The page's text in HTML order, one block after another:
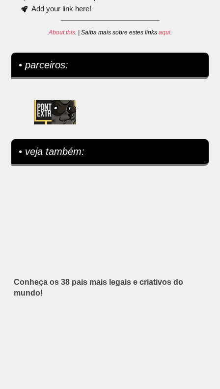
Add your link here!
About this. | Saiba mais sobre estes links aqui.
• parceiros:
• veja também:
Conheça os 38 pais mais legais e criativos do
mundo!